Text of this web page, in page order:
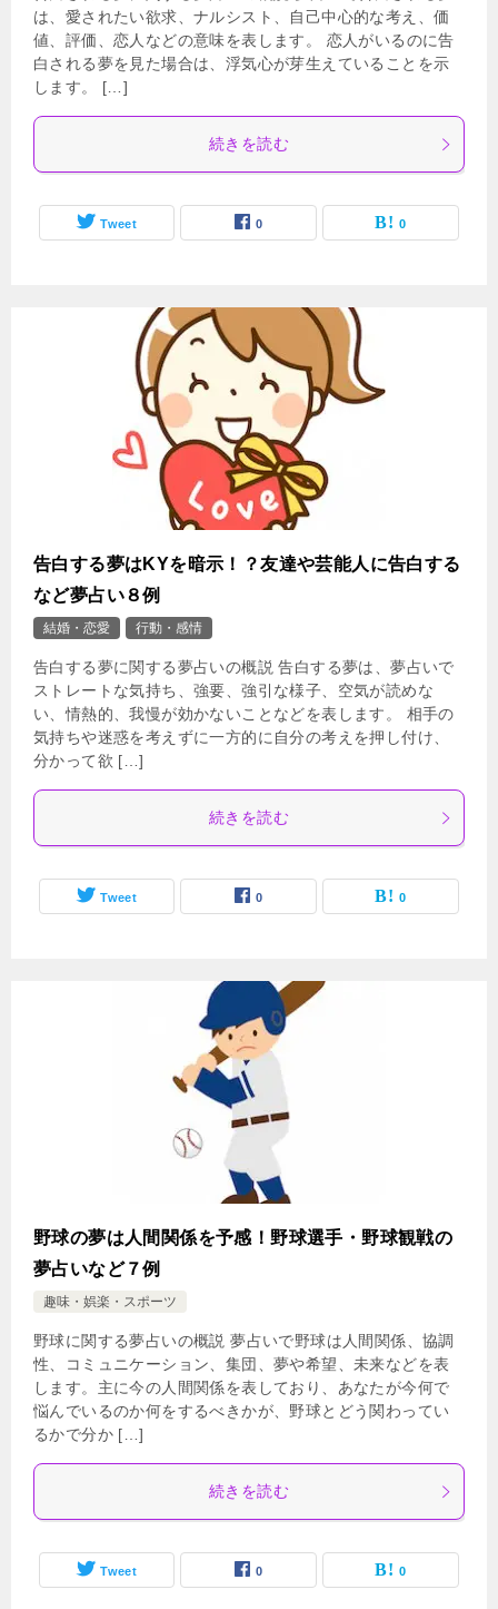
は、愛されたい欲求、ナルシスト、自己中心的な考え、価
値、評価、恋人などの意味を表します。 恋人がいるのに告
白される夢を見た場合は、浮気心が芽生えていることを示
します。 […]
続きを読む
Tweet 0 0
告白する夢はKYを暗示！？友達や芸能人に告白する
など夢占い８例
結婚・恋愛 行動・感情
告白する夢に関する夢占いの概説 告白する夢は、夢占いで
ストレートな気持ち、強要、強引な様子、空気が読めな
い、情熱的、我慢が効かないことなどを表します。 相手の
気持ちや迷惑を考えずに一方的に自分の考えを押し付け、
分かって欲 […]
続きを読む
Tweet 0 0
野球の夢は人間関係を予感！野球選手・野球観戦の
夢占いなど７例
趣味・娯楽・スポーツ
野球に関する夢占いの概説 夢占いで野球は人間関係、協調
性、コミュニケーション、集団、夢や希望、未来などを表
します。主に今の人間関係を表しており、あなたが今何で
悩んでいるのか何をするべきかが、野球とどう関わってい
るかで分か […]
続きを読む
Tweet 0 0